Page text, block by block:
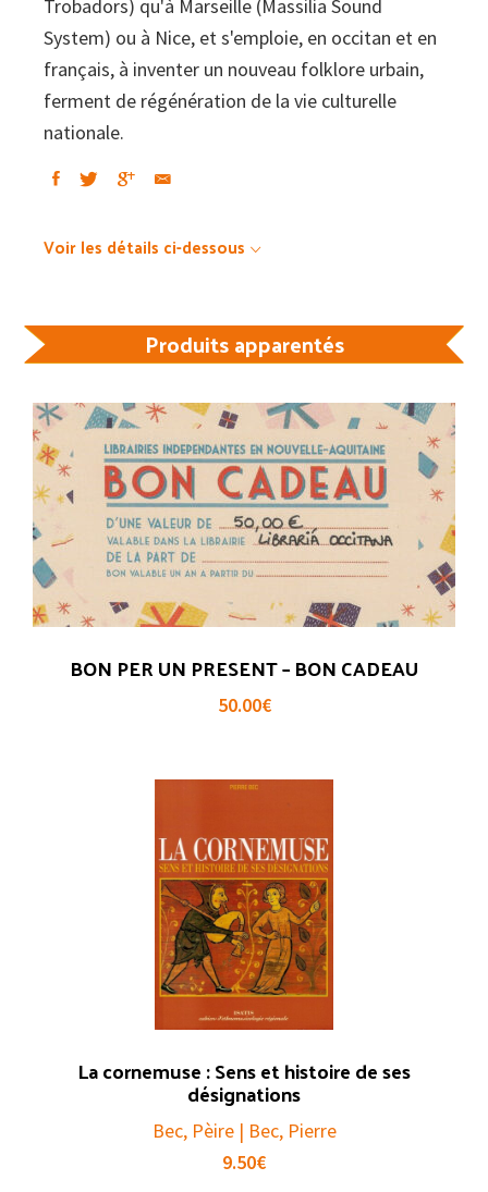
Trobadors) qu'à Marseille (Massilia Sound
System) ou à Nice, et s'emploie, en occitan et en
français, à inventer un nouveau folklore urbain,
ferment de régénération de la vie culturelle
nationale.
Voir les détails ci-dessous
Produits apparentés
BON PER UN PRESENT – BON CADEAU
50.00€
La cornemuse : Sens et histoire de ses
désignations
Bec, Pèire | Bec, Pierre
9.50€